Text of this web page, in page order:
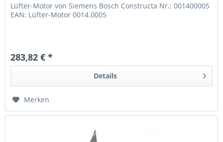
Lüfter-Motor von Siemens Bosch Constructa Nr.: 001400005
EAN: Lüfter-Motor 0014.0005
283,82 € *
Details
Merken